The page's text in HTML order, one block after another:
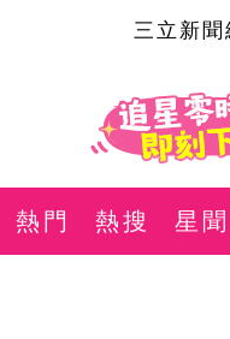
三立新聞
熱門 熱搜 星聞